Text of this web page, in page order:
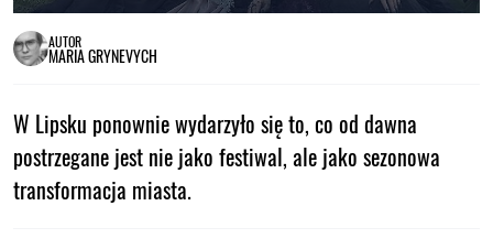
AUTOR
MARIA GRYNEVYCH
W Lipsku ponownie wydarzyło się to, co od dawna
postrzegane jest nie jako festiwal, ale jako sezonowa
transformacja miasta.